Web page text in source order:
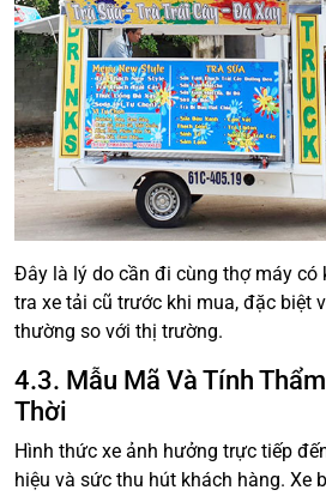
Đây là lý do cần đi cùng thợ máy có
tra xe tải cũ trước khi mua, đặc biệt
thường so với thị trường.
4.3. Mẫu Mã Và Tính
Thời
Hình thức xe ảnh hưởng trực tiếp
hiệu và sức thu hút khách hàng. Xe